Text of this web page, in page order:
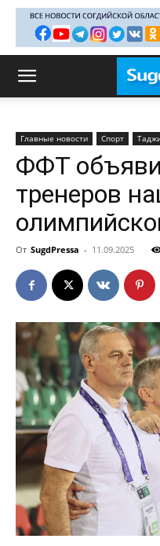
Главные новости Спорт
ФФТ
тренеров
От SugdPressa - 11.09.2025